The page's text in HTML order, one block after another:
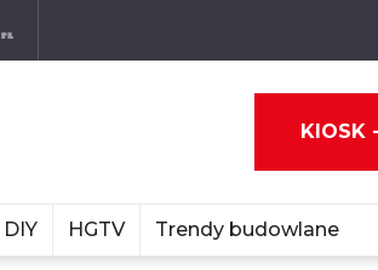
KIOSK
DIY HGTV Trendy budowlane